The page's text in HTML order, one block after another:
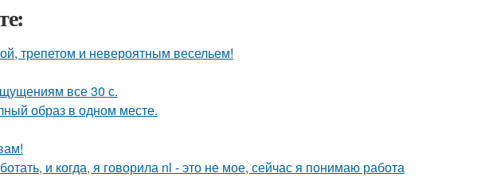
трепетом и невероятным весельем!
все 30 с.
образ в одном месте.
и когда, я говорила nl - это не мое, сейчас я понимаю работа